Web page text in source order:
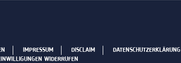
IMPRESSUM DISCLAIM DATENSCHUTZERKLÄRUNG
WIDERRUFEN